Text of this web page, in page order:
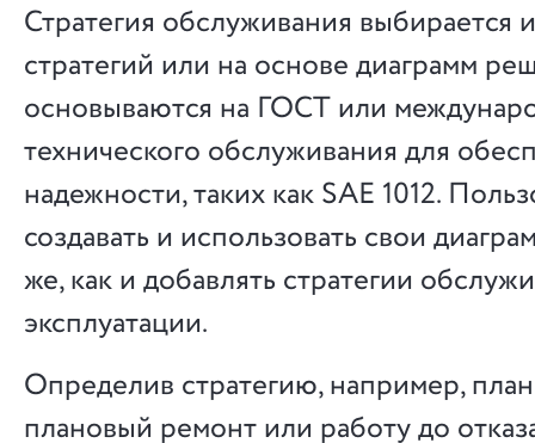
Стратегия обслуживания выбирается
стратегий или на основе диаграмм
основываются на ГОСТ или
технического обслуживания для
надежности, таких как SAE 1012.
создавать и использовать свои
же, как и добавлять стратегии
эксплуатации.
Определив стратегию, например,
плановый ремонт или работу до